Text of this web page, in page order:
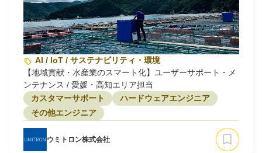
AI / IoT / サステナビリティ・環境
【地域貢献・水産業のスマート化】ユーザーサポート・メ
ンテナンス / 愛媛・高知エリア担当
カスタマーサポート
ハードウェアエンジニア
その他エンジニア
ウミトロン株式会社